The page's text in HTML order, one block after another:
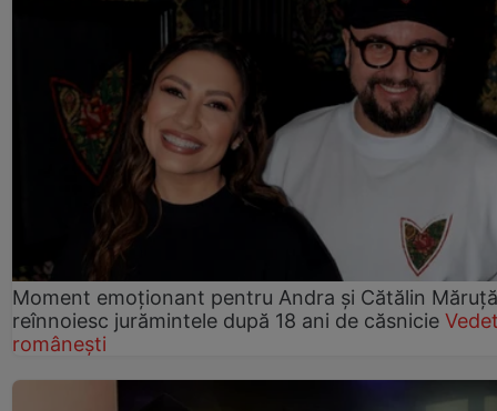
Moment emoționant pentru Andra și Cătălin
reînnoiesc jurămintele după 18 ani de căsnicie
românești